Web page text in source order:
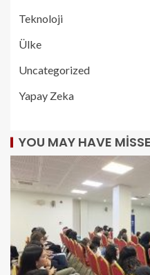
Teknoloji
Ülke
Uncategorized
Yapay Zeka
YOU MAY HAVE